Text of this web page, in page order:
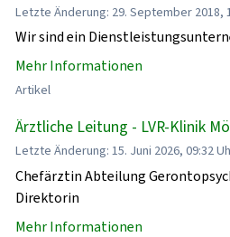
Letzte Änderung: 29. September 2018,
Wir sind ein
Mehr Informationen
Artikel
Ärztliche Leitung - LVR-Klinik
Letzte Änderung: 15. Juni 2026, 09:32
Chefärztin Abteilung
Direktorin
Mehr Informationen